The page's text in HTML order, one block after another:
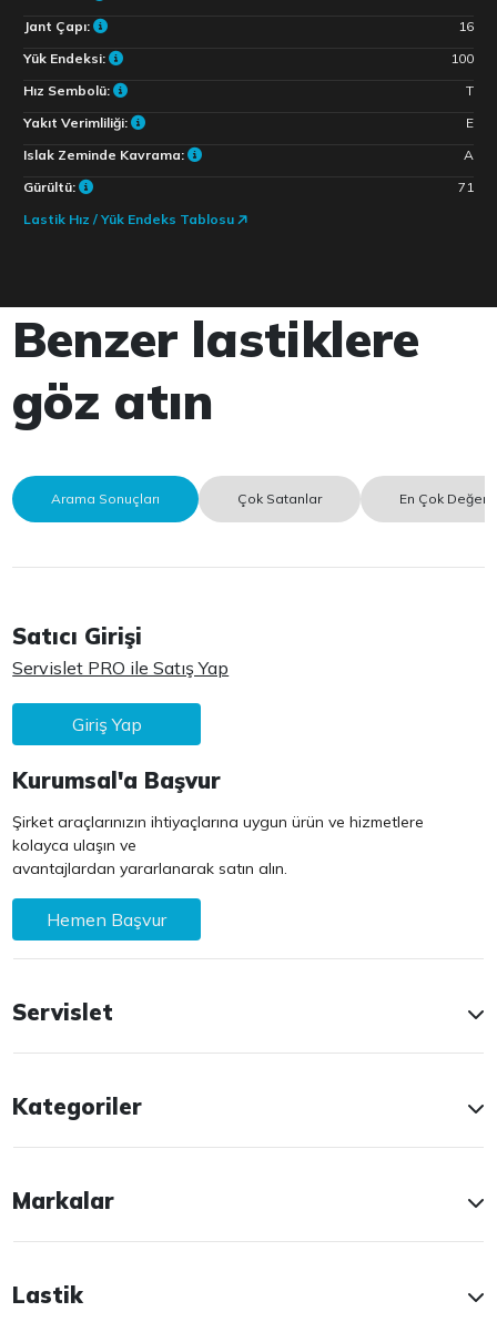
Jant Çapı:
16
Yük Endeksi:
100
Hız Sembolü:
T
Yakıt Verimliliği:
E
Islak Zeminde Kavrama:
A
Gürültü:
71
Lastik Hız / Yük Endeks Tablosu
Benzer lastiklere
göz atın
Arama Sonuçları Çok Satanlar En Çok
Satıcı Girişi
Servislet PRO ile Satış Yap
Giriş Yap
Kurumsal'a Başvur
Şirket araçlarınızın ihtiyaçlarına uygun ürün ve hizmetlere
kolayca ulaşın ve
avantajlardan yararlanarak satın alın.
Hemen Başvur
Servislet
Kategoriler
Markalar
Lastik